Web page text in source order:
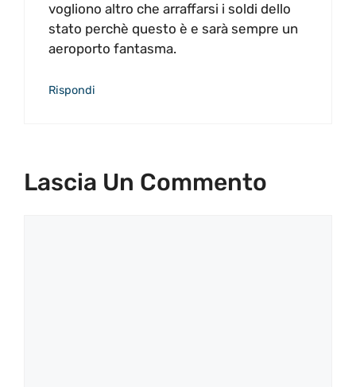
vogliono altro che arraffarsi i soldi dello
stato perchè questo è e sarà sempre un
aeroporto fantasma.
Rispondi
Lascia Un Commento